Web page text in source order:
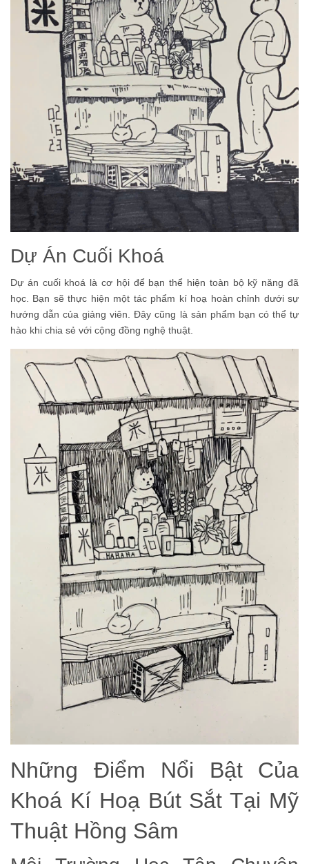
Dự Án Cuối Khoá
Dự án cuối khoá là cơ hội để bạn thể hiện toàn bộ kỹ năng đã
học. Bạn sẽ thực hiện một tác phẩm kí hoạ hoàn chỉnh dưới sự
hướng dẫn của giảng viên. Đây cũng là sản phẩm bạn có thể tự
hào khi chia sẻ với cộng đồng nghệ thuật.
Những Điểm Nổi Bật Của
Khoá Kí Hoạ Bút Sắt Tại Mỹ
Thuật Hồng Sâm